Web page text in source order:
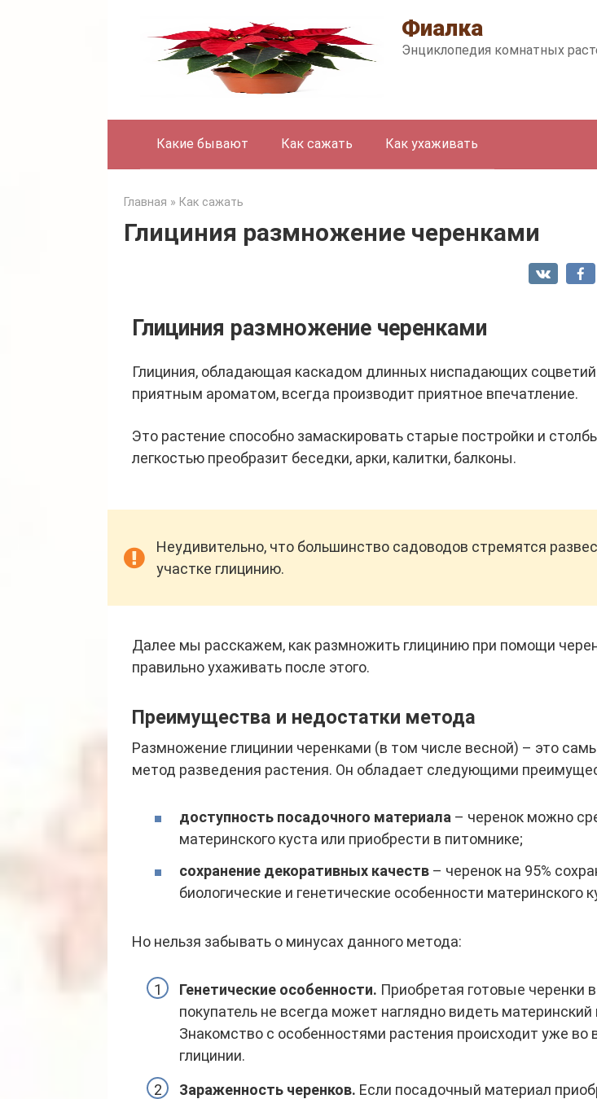
Фиалка
Энциклопедия комнатных
Какие бывают Как сажать Как ухаживать
Главная » Как сажать
Глициния размножение черенками
Глициния размножение черенками
Глициния, обладающая каскадом длинных ниспадающих
приятным ароматом, всегда производит приятное впечатление.
Это растение способно замаскировать старые постройки и
легкостью преобразит беседки, арки, калитки, балконы.
Неудивительно, что большинство садоводов стремятся
участке глицинию.
Далее мы расскажем, как размножить глицинию при помощи
правильно ухаживать после этого.
Преимущества и недостатки метода
Размножение глицинии черенками (в том числе весной) – это
метод разведения растения. Он обладает следующими
доступность посадочного материала – черенок можно
материнского куста или приобрести в питомнике;
сохранение декоративных качеств – черенок на 95%
биологические и генетические особенности материнского
Но нельзя забывать о минусах данного метода:
Генетические особенности. Приобретая готовые черенки
покупатель не всегда может наглядно видеть материнский
Знакомство с особенностями растения происходит уже во
глицинии.
Зараженность черенков. Если посадочный материал